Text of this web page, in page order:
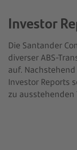
Investor
Die Santander
diverser ABS-
auf.
Investor Reports
zu ausstehenden